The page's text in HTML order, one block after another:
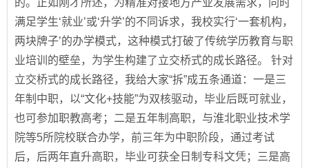
满足学生‘就业’或‘升学’的不同诉求，我校实行‘一套机构，
两块牌子’的办学模式，这种模式打破了传统学历教育与职
业培训的壁垒，为学生构建了立交桥式的成长路径。 针对
立交桥式的成长路径，我给大家“拆”成五条通道：一是三
年制中职，以“文化+技能”为双核驱动，毕业后既可就业，
也可参加职教高考；二是五年制高职，与淮北职业技术学
院等5所院校联合办学，前三年为中职阶段，通过考试
后，后两年直升高职，毕业可获全日制专科文凭；三是高